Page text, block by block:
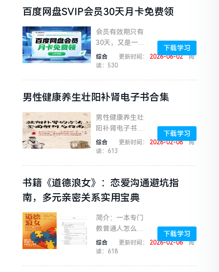
颈、精准触达客
百度网盘SVIP会员30天月卡免费领
会员有效期只有
30天，又是一个
信息差，推荐上
架或者自用！按
待领取立减卷 即
综合 更新时间： 2026-06-02阅
读：530
下载学习
男性健康养生壮阳补肾电子书合集
男性健康养生壮
阳补肾电子书合
集系统整合中医
理论与现代健康
阳虚)、食疗方
案、药膳配伍、
穴位按...
综合 更新时间： 2026-02-08阅
读：613
下载学习
书籍《道德浪女》：恋爱沟通避坑指
南，多元亲密关系实用宝典
简介：一本专门
教普通人怎么搞
多边、开放关系
的书，核心是互
综合 更新时间： 2026-02-06阅
读：618
下载学习